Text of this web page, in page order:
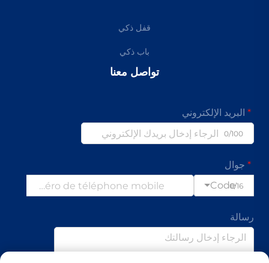
قفل ذكي
باب ذكي
تواصل معنا
البريد الإلكتروني
0/100
جوال
Code0/16
رسالة